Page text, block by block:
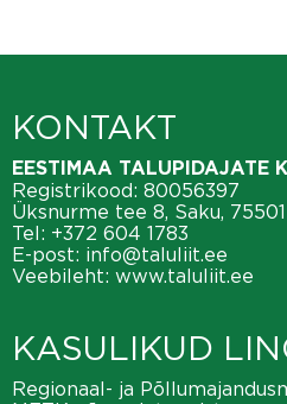
KONTAKT
EESTIMAA TALUPIDAJATE
Registrikood: 80056397
Üksnurme tee 8, Saku,
Tel: +372 604 1783
E-post: info@taluliit.ee
Veebileht: www.taluliit.ee
KASULIKUD
Regionaal- ja